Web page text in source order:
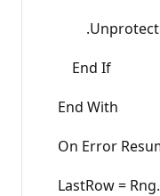
.Unprotect
End If
End With
On Error
LastRow =